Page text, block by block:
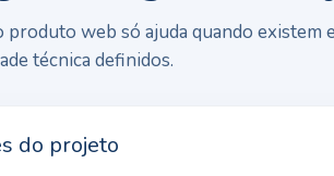
produto web só ajuda quando existem
técnica definidos.
do projeto